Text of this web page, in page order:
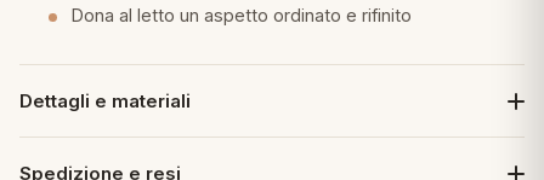
Dona al letto un aspetto ordinato e rifinito
Dettagli e materiali
Spedizione e resi